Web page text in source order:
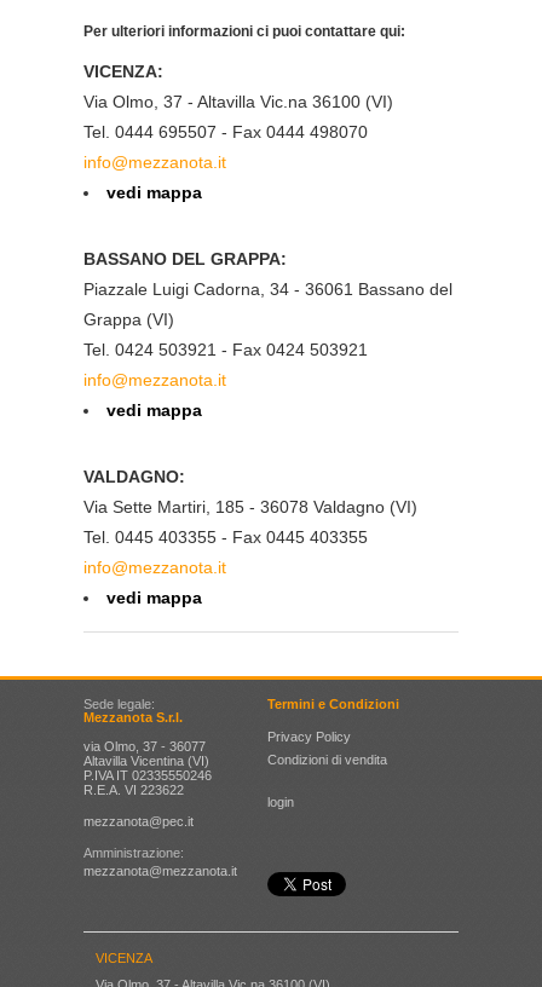
Per ulteriori informazioni ci puoi contattare qui:
VICENZA:
Via Olmo, 37 - Altavilla Vic.na 36100 (VI)
Tel. 0444 695507 - Fax 0444 498070
info@mezzanota.it
vedi mappa
BASSANO DEL GRAPPA:
Piazzale Luigi Cadorna, 34 - 36061 Bassano del
Grappa (VI)
Tel. 0424 503921 - Fax 0424 503921
info@mezzanota.it
vedi mappa
VALDAGNO:
Via Sette Martiri, 185 - 36078 Valdagno (VI)
Tel. 0445 403355 - Fax 0445 403355
info@mezzanota.it
vedi mappa
Sede legale:
Mezzanota S.r.l.
via Olmo, 37 - 36077
Altavilla Vicentina (VI)
P.IVA IT 02335550246
R.E.A. VI 223622
mezzanota@pec.it
Amministrazione:
mezzanota@mezzanota.it
Termini e Condizioni
Privacy Policy
Condizioni di vendita
login
VICENZA